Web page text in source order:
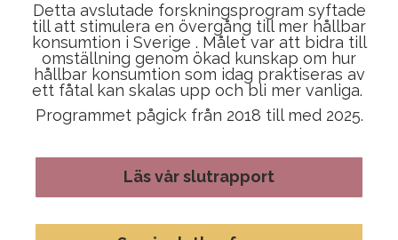
Detta avslutade forskningsprogram syftade
till att stimulera en övergång till mer hållbar
konsumtion i Sverige . Målet var att bidra till
omställning genom ökad kunskap om hur
hållbar konsumtion som idag praktiseras av
ett fåtal kan skalas upp och bli mer vanliga.
Programmet pågick från 2018 till med 2025.
Läs vår slutrapport